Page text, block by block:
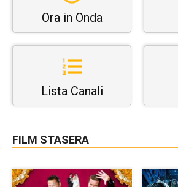
Ora in Onda
Lista Canali
FILM STASERA